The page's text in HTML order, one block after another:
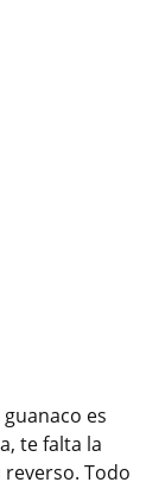
es
te falta la
Todo